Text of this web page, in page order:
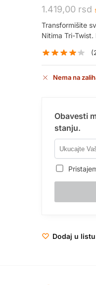
1.419,00 rsd
Transformišite
Nitima Tri-
(
Nema na
Obavesti
stanju.
Dodaj u